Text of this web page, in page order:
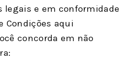
legais e em conformidade
Condições aqui
concorda em não